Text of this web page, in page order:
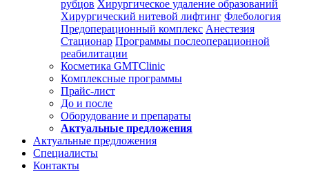
рубцов Хирургическое удаление образований
Хирургический нитевой лифтинг Флебология
Предоперационный комплекс Анестезия
Стационар Программы послеоперационной
реабилитации
Косметика GMTClinic
Комплексные программы
Прайс-лист
До и после
Оборудование и препараты
Актуальные предложения
Актуальные предложения
Специалисты
Контакты